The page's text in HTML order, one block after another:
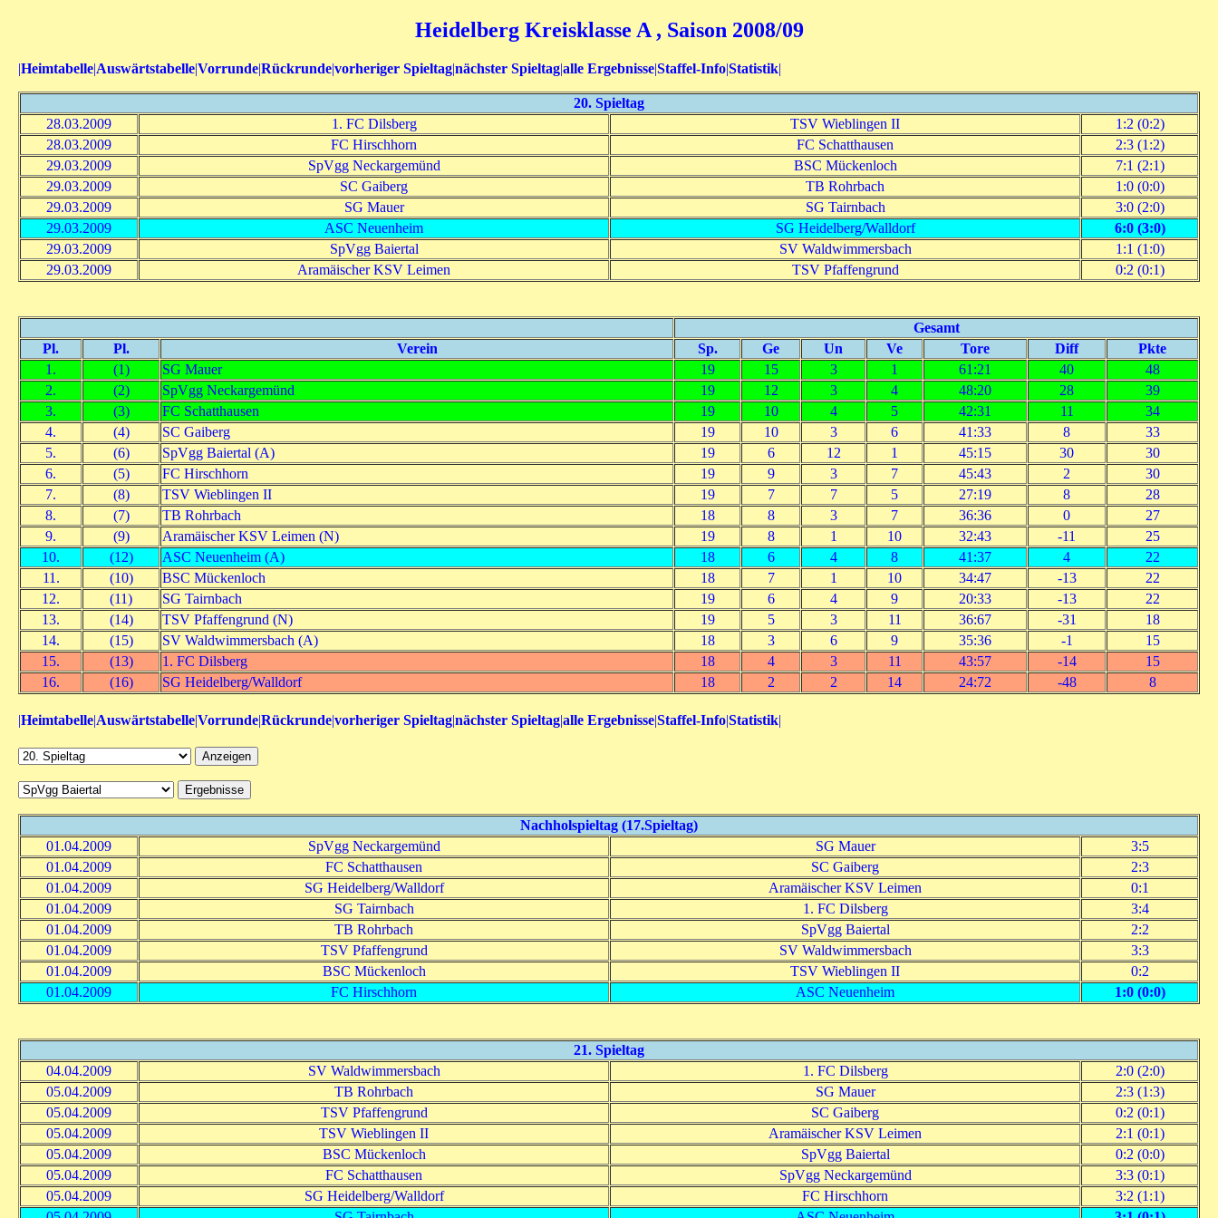
Heidelberg Kreisklasse A , Saison 2008/09
|Heimtabelle|Auswärtstabelle|Vorrunde|Rückrunde|vorheriger Spieltag|nächster Spieltag|alle Ergebnisse|Staffel-Info|Statistik|
20. Spieltag
28.03.2009
1. FC Dilsberg TSV Wieblingen II
1:2 (0:2)
28.03.2009
FC Hirschhorn FC Schatthausen
2:3 (1:2)
29.03.2009
SpVgg Neckargemünd BSC Mückenloch
7:1 (2:1)
29.03.2009
SC Gaiberg TB Rohrbach
1:0 (0:0)
29.03.2009
SG Mauer SG Tairnbach
3:0 (2:0)
29.03.2009
ASC Neuenheim SG Heidelberg/Walldorf
6:0 (3:0)
29.03.2009
SpVgg Baiertal SV Waldwimmersbach
1:1 (1:0)
29.03.2009
Aramäischer KSV Leimen TSV Pfaffengrund 0:2 (0:1)
Gesamt
Pl.
Pl. Verein Sp. Ge Un Ve Tore Diff
Pkte
1.
(1) SG Mauer 19 15 3 1 61:21 40
48
2.
(2) SpVgg Neckargemünd 19 12 3 4 48:20 28
39
3.
(3) FC Schatthausen 19 10 4 5 42:31 11
34
4.
(4) SC Gaiberg 19 10 3 6 41:33 8
33
5.
(6) SpVgg Baiertal (A) 19 6 12 1 45:15 30
30
6.
(5) FC Hirschhorn 19 9 3 7 45:43 2
30
7.
(8) TSV Wieblingen II 19 7 7 5 27:19 8
28
8.
(7) TB Rohrbach 18 8 3 7 36:36 0
27
9.
(9) Aramäischer KSV Leimen (N) 19 8 1 10 32:43 -11
25
10.
(12) ASC Neuenheim (A) 18 6 4 8 41:37 4
22
11.
(10) BSC Mückenloch 18 7 1 10 34:47 -13
22
12.
(11) SG Tairnbach 19 6 4 9 20:33 -13
22
13.
(14) TSV Pfaffengrund (N) 19 5 3 11 36:67 -31
18
14.
(15) SV Waldwimmersbach (A) 18 3 6 9 35:36 -1
15
15.
(13) 1. FC Dilsberg 18 4 3 11 43:57 -14
15
16.
(16) SG Heidelberg/Walldorf 18 2 2 14 24:72 -48 8
|Heimtabelle|Auswärtstabelle|Vorrunde|Rückrunde|vorheriger Spieltag|nächster Spieltag|alle Ergebnisse|Staffel-Info|Statistik|
Nachholspieltag (17.Spieltag)
01.04.2009
SpVgg Neckargemünd SG Mauer
3:5
01.04.2009
FC Schatthausen SC Gaiberg
2:3
01.04.2009
SG Heidelberg/Walldorf Aramäischer KSV Leimen
0:1
01.04.2009
SG Tairnbach 1. FC Dilsberg
3:4
01.04.2009
TB Rohrbach SpVgg Baiertal
2:2
01.04.2009
TSV Pfaffengrund SV Waldwimmersbach
3:3
01.04.2009
BSC Mückenloch TSV Wieblingen II
0:2
01.04.2009
FC Hirschhorn ASC Neuenheim 1:0 (0:0)
21. Spieltag
04.04.2009
SV Waldwimmersbach 1. FC Dilsberg
2:0 (2:0)
05.04.2009
TB Rohrbach SG Mauer
2:3 (1:3)
05.04.2009
TSV Pfaffengrund SC Gaiberg
0:2 (0:1)
05.04.2009
TSV Wieblingen II Aramäischer KSV Leimen
2:1 (0:1)
05.04.2009
BSC Mückenloch SpVgg Baiertal
0:2 (0:0)
05.04.2009
FC Schatthausen SpVgg Neckargemünd
3:3 (0:1)
05.04.2009
SG Heidelberg/Walldorf FC Hirschhorn
3:2 (1:1)